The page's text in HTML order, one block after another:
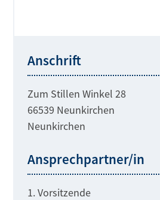
Anschrift
Zum Stillen Winkel 28
66539 Neunkirchen
Neunkirchen
Ansprechpartner/in
1. Vorsitzende